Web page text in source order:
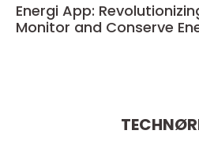
Energi App:
Monitor and Conserve